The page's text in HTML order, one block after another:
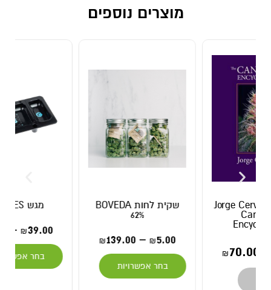
מוצרים נוספים
שקית לחות BOVEDA
₪139.00
בחר אפשרויות
מגש COOKIES
₪59.00
בחר אפשרויות